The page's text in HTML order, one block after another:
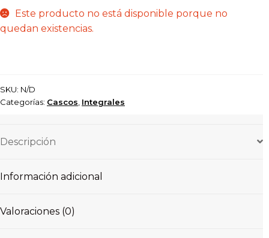
Este producto no está disponible porque no
quedan existencias.
SKU: N/D
Categorías: Cascos Integrales
Descripción
Información adicional
Valoraciones (0)